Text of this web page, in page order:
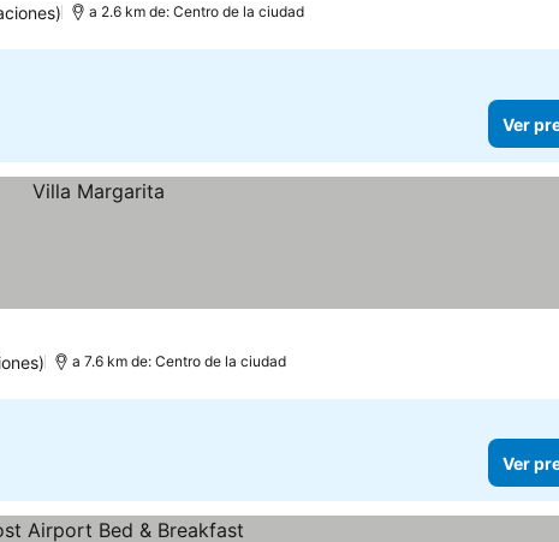
a 2.6 km de: Centro de la ciudad
Ver
a 7.6 km de: Centro de la ciudad
Ver